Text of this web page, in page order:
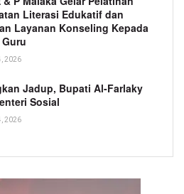
Literasi Edukatif dan
Layanan Konseling Kepada
2026
Jadup, Bupati Al-Farlaky
Sosial
2026